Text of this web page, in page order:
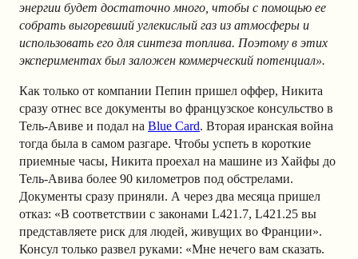
энергии будет достаточно много, чтобы с помощью ее
собрать выгоревший углекислый газ из атмосферы и
использовать его для синтеза топлива. Поэтому в этих
экспериментах был заложен коммерческий потенциал».
Как только от компании Пепин пришел оффер, Никита
сразу отнес все документы во французское консульство в
Тель-Авиве и подал на Blue Card. Вторая иранская война
тогда была в самом разгаре. Чтобы успеть в короткие
приемные часы, Никита проехал на машине из Хайфы до
Тель-Авива более 90 километров под обстрелами.
Документы сразу приняли. А через два месяца пришел
отказ: «В соответствии с законами L421.7, L421.25 вы
представляете риск для людей, живущих во Франции».
Консул только развел руками: «Мне нечего вам сказать.